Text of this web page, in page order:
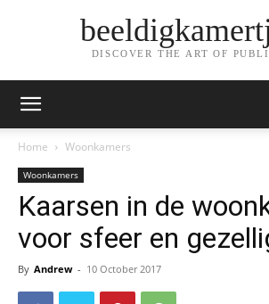
DISCOVER THE ART OF
Home Woonkamers
Woonkamers
Kaarsen in de
voor sfeer en
By Andrew - 10 October 2017